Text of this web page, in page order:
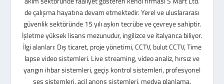
de çalışma hayatına devam etmektedir. Yerel ve uluslararası
güvenlik sektöründe 15 yılı aşkın tecrübe ve çevreye sahiptir.
İşletme yüksek lisans mezunudur, ingilizce ve italyanca biliyor.
İlgi alanları: Dış ticaret, proje yönetimi, CCTV, bulut CCTV, Time
lapse video sistemleri. Live streaming, video analiz, hırsız ve
yangın ihbar sistemleri, geçiş kontrol sistemleri, profesyonel
ses sistemleri, acil anons sistemleri, medya planlama.